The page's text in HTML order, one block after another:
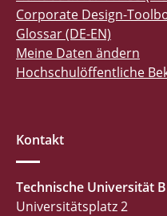
Corporate Design-
Glossar (DE-EN)
Meine Daten ändern
Hochschulöffentliche
Kontakt
Technische Universität
Universitätsplatz 2